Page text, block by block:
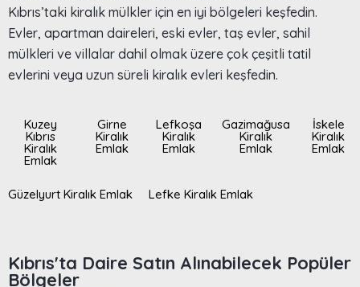
Kıbrıs’taki kiralık mülkler için en iyi bölgeleri keşfedin.
Evler, apartman daireleri, eski evler, taş evler, sahil
mülkleri ve villalar dahil olmak üzere çok çeşitli tatil
evlerini veya uzun süreli kiralık evleri keşfedin.
Kuzey
Kıbrıs
Kiralık
Emlak
Girne
Kiralık
Emlak
Lefkoşa
Kiralık
Emlak
Gazimağusa
Kiralık
Emlak
İskele
Kiralık
Emlak
Güzelyurt Kiralık Emlak Lefke Kiralık Emlak
Kıbrıs'ta Daire Satın Alınabilecek Popüler
Bölgeler